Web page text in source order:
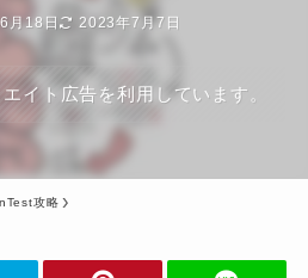
月18日 2023年7月7日
イト広告を利用しています。
攻略